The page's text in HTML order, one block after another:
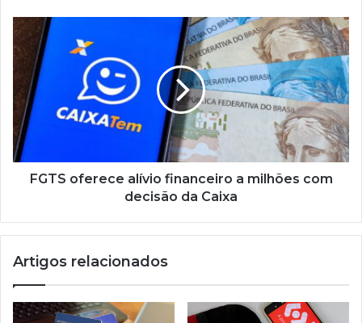
FGTS
oferece
alívio
financeiro
milhões
com
decisão
da
CaixaFGTS oferece alívio financeiro a milhões com
decisão da Caixa
Artigos relacionados